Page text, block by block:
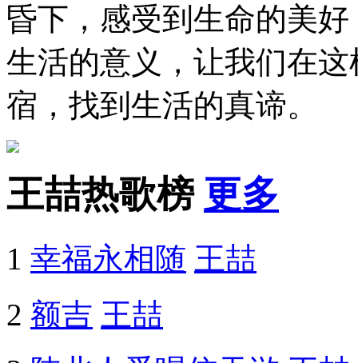
昏下，感受到生命的美
生活的意义，让我们在
宿，找到生活的真谛。
王喆热歌榜 更多
1 幸福永相随 王喆
2 额吉 王喆